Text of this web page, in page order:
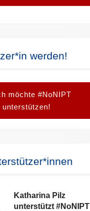
werden!
möchte #NoNIPT
unterstützen!
Katharina Pilz
unterstützt #NoNIPT